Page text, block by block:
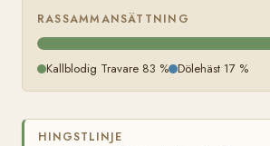
RASSAMMANSÄTTNING
Kallblodig Travare 83 % Dölehäst 17 %
HINGSTLINJE